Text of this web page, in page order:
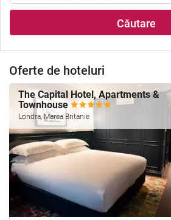
Căutare
Oferte de hoteluri
The Capital Hotel, Apartments &
Townhouse
Londra, Marea Britanie